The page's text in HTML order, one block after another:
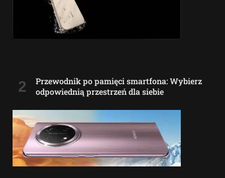
Przewodnik po pamięci smartfona: Wybierz
odpowiednią przestrzeń dla siebie